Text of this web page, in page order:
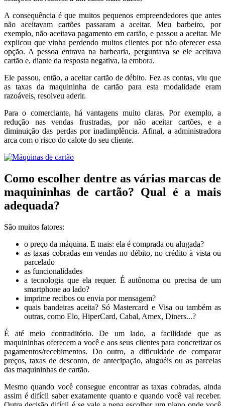
A consequência é que muitos pequenos empreendedores que antes
não aceitavam cartões passaram a aceitar. Meu barbeiro, por
exemplo, não aceitava pagamento em cartão, e passou a aceitar. Me
explicou que vinha perdendo muitos clientes por não oferecer essa
opção. A pessoa entrava na barbearia, perguntava se ele aceitava
cartão e, diante da resposta negativa, ia embora.
Ele passou, então, a aceitar cartão de débito. Fez as contas, viu que
as taxas da maquininha de cartão para esta modalidade eram
razoáveis, resolveu aderir.
Para o comerciante, há vantagens muito claras. Por exemplo, a
redução nas vendas frustradas, por não aceitar cartões, e a
diminuição das perdas por inadimplência. Afinal, a administradora
arca com o risco do calote do seu cliente.
Como escolher dentre as várias marcas de
maquininhas de cartão? Qual é a mais
adequada?
São muitos fatores:
o preço da máquina. E mais: ela é comprada ou alugada?
as taxas cobradas em vendas no débito, no crédito à vista ou
parcelado
as funcionalidades
a tecnologia que ela requer. É autônoma ou precisa de um
smartphone ao lado?
imprime recibos ou envia por mensagem?
quais bandeiras aceita? Só Mastercard e Visa ou também as
outras, como Elo, HiperCard, Cabal, Amex, Diners...?
É até meio contraditório. De um lado, a facilidade que as
maquininhas oferecem a você e aos seus clientes para concretizar os
pagamentos/recebimentos. Do outro, a dificuldade de comparar
preços, taxas de desconto, de antecipação, aluguéis ou as parcelas
das maquininhas de cartão.
Mesmo quando você consegue encontrar as taxas cobradas, ainda
assim é difícil saber exatamente quanto e quando você vai receber.